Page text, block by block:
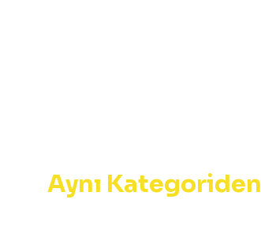
Aynı Kategoriden